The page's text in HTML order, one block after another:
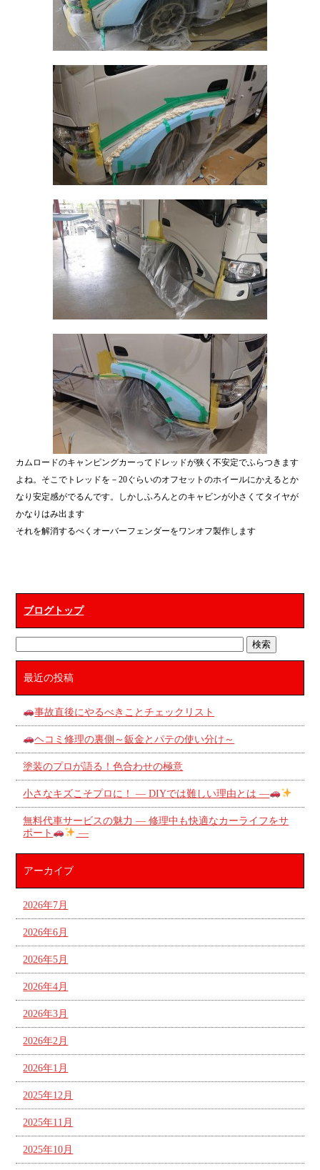
カムロードのキャンピングカーってドレッドが狭く不安定でふらつきます
よね。そこでトレッドを－20ぐらいのオフセットのホイールにかえるとか
なり安定感がでるんです。しかしふろんとのキャビンが小さくてタイヤが
かなりはみ出ます
それを解消するべくオーバーフェンダーをワンオフ製作します
ブログトップ
最近の投稿
事故直後にやるべきことチェックリスト
ヘコミ修理の裏側～鈑金とパテの使い分け～
塗装のプロが語る！色合わせの極意
小さなキズこそプロに！ ― DIYでは難しい理由とは ―
無料代車サービスの魅力 ― 修理中も快適なカーライフをサ
ポート
―
アーカイブ
2026年7月
2026年6月
2026年5月
2026年4月
2026年3月
2026年2月
2026年1月
2025年12月
2025年11月
2025年10月